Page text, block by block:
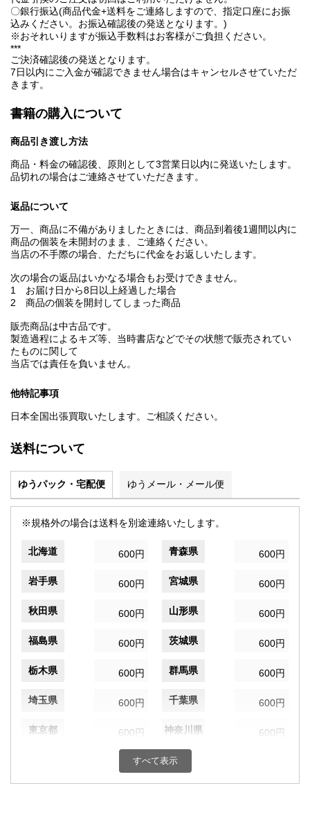
〇銀行振込(商品代金+送料をご連絡しますので、指定口座にお振
込みください。お振込確認後の発送となります。)
※おそれいりますが振込手数料はお客様がご負担ください。
***
ご決済確認後の発送となります。
7日以内にご入金が確認できません場合はキャンセルさせていただ
きます。
書籍の購入について
商品引き渡し方法
商品・料金の確認後、原則として3営業日以内に発送いたします。
品切れの場合はご連絡させていただきます。
返品について
万一、商品に不備がありましたときには、商品到着後1週間以内に
商品の個装を未開封のまま、ご連絡ください。
当店の不手際の場合、ただちに代金をお返しいたします。
次の場合の返品はいかなる場合もお受けできません。
1 お届け日から8日以上経過した場合
2 商品の個装を開封してしまった商品
販売商品は中古品です。
製造過程によるキズ等、当時書店などでその状態で販売されてい
たものに関して
当店では責任を負いません。
他特記事項
日本全国出張買取いたします。ご相談ください。
送料について
ゆうパック・宅配便 ゆうメール・メール便
※規格外の場合は送料を別途連絡いたします。
北海道 600円 青森県 600円
岩手県 600円 宮城県 600円
秋田県 600円 山形県 600円
福島県 600円 茨城県 600円
栃木県 600円 群馬県 600円
埼玉県 600円 千葉県 600円
東京都 600円 神奈川県 600円
600円 富山県
すべて表示